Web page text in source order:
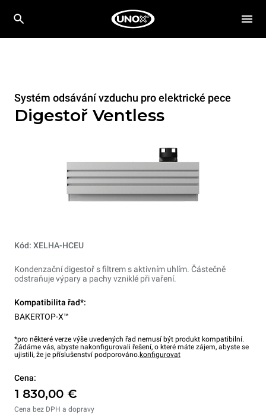
Systém odsávání vzduchu pro elektrické pece
Digestoř Ventless
Kód: XELHA-HCEU
Kondenzační digestoř s filtrem s aktivním uhlím. Částečně
odstraňuje výpary a pachy vzniklé při vaření.
Kompatibilita řad*:
BAKERTOP-X™
*pro některé verze výše uvedených řad nemusí být produkt kompatibilní.
Žádáme vás, abyste nakonfigurovali řešení, o které máte zájem, abyste se
ujistili, že je příslušenství podporováno.konfigurovat
Cena:
1 830,00 €
Cena bez DPH a dopravy